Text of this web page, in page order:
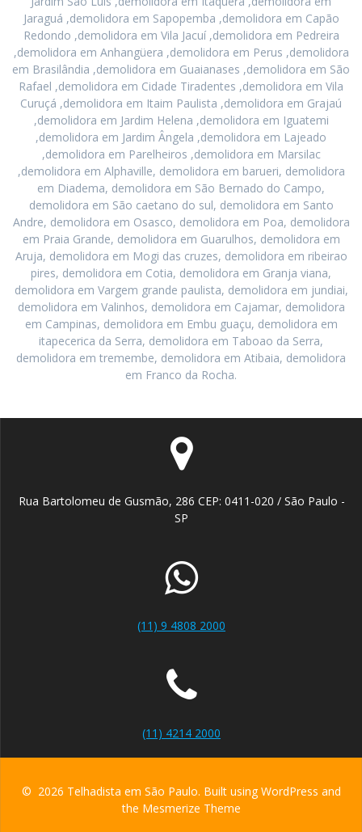
Jaraguá ,demolidora em Sapopemba ,demolidora em Capão
Redondo ,demolidora em Vila Jacuí ,demolidora em Pedreira
,demolidora em Anhangüera ,demolidora em Perus ,demolidora
em Brasilândia ,demolidora em Guaianases ,demolidora em São
Rafael ,demolidora em Cidade Tiradentes ,demolidora em Vila
Curuçá ,demolidora em Itaim Paulista ,demolidora em Grajaú
,demolidora em Jardim Helena ,demolidora em Iguatemi
,demolidora em Jardim Ângela ,demolidora em Lajeado
,demolidora em Parelheiros ,demolidora em Marsilac
,demolidora em Alphaville, demolidora em barueri, demolidora
em Diadema, demolidora em São Bernado do Campo,
demolidora em São caetano do sul, demolidora em Santo
Andre, demolidora em Osasco, demolidora em Poa, demolidora
em Praia Grande, demolidora em Guarulhos, demolidora em
Aruja, demolidora em Mogi das cruzes, demolidora em ribeirao
pires, demolidora em Cotia, demolidora em Granja viana,
demolidora em Vargem grande paulista, demolidora em jundiai,
demolidora em Valinhos, demolidora em Cajamar, demolidora
em Campinas, demolidora em Embu guaçu, demolidora em
itapecerica da Serra, demolidora em Taboao da Serra,
demolidora em tremembe, demolidora em Atibaia, demolidora
em Franco da Rocha.
Rua Bartolomeu de Gusmão, 286 CEP: 0411-020 / São Paulo -
SP
(11) 9 4808 2000
(11) 4214 2000
© 2026 Telhadista em São Paulo. Built using WordPress and
the Mesmerize Theme